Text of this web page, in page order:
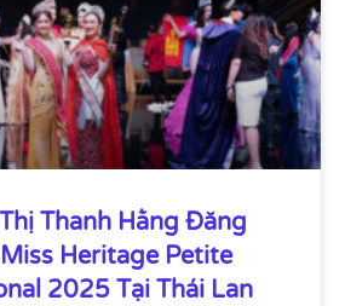
Thanh Hằng Đăng
Heritage Petite
2025 Tại Thái Lan